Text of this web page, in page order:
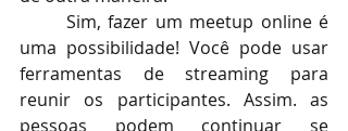
Sim, fazer um meetup online é
uma possibilidade! Você pode usar
ferramentas de streaming para
reunir os participantes. Assim. as
pessoas podem continuar se